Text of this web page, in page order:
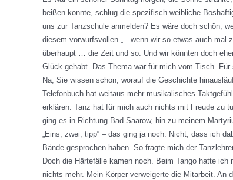
beißen konnte, schlug die spezifisch weibliche
uns zur Tanzschule anmelden? Es wäre doch schön,
diesem vorwurfsvollen „…wenn wir so etwas auch
überhaupt … die Zeit und so. Und wir könnten doch
Glück gehabt. Das Thema war für mich vom Tisch.
Na, Sie wissen schon, worauf die Geschichte
Telefonbuch hat weitaus mehr musikalisches
erklären. Tanz hat für mich auch nichts mit Freude zu
ging es in Richtung Bad Saarow, hin zu meinem
„Eins, zwei, tipp“ – das ging ja noch. Nicht, dass ich
Bände gesprochen haben. So fragte mich der
Doch die Härtefälle kamen noch. Beim Tango hatte
nichts mehr. Mein Körper verweigerte die Mitarbeit. An